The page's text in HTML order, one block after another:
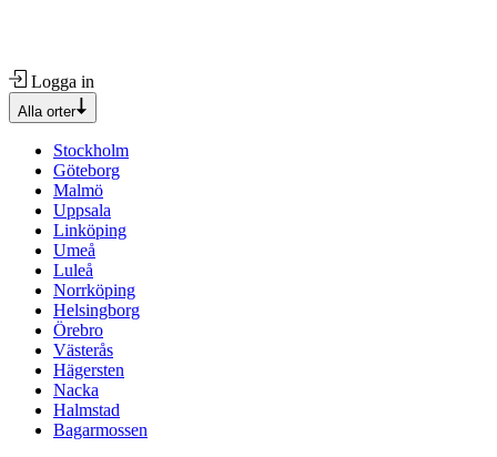
Logga in
Alla orter
Stockholm
Göteborg
Malmö
Uppsala
Linköping
Umeå
Luleå
Norrköping
Helsingborg
Örebro
Västerås
Hägersten
Nacka
Halmstad
Bagarmossen